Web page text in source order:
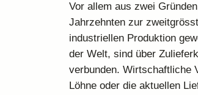
Vor allem aus zwei
Jahrzehnten zur
industriellen Produktion
der Welt, sind über
verbunden. Wirtschaftliche
Löhne oder die aktuellen